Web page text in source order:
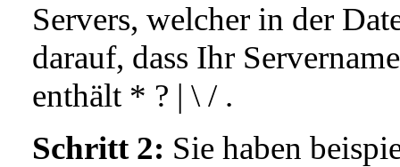
Servers, welcher in der
darauf, dass Ihr
enthält * ? | \ / .
Schritt 2: Sie haben